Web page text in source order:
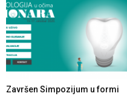
Završen Simpozijum u formi